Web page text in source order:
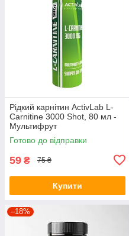
Рідкий карнітин ActivLab L-
Carnitine 3000 Shot, 80 мл -
Мультифрут
Готово до відправки
59 ₴ 75 ₴
Купити
–18%